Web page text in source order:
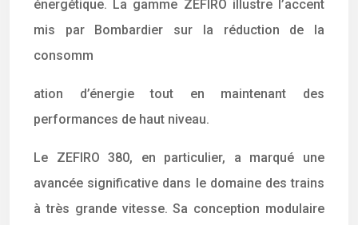
énergétique. La gamme ZEFIRO illustre l’accent
mis par Bombardier sur la réduction de la
consomm
ation d’énergie tout en maintenant des
performances de haut niveau.
Le ZEFIRO 380, en particulier, a marqué une
avancée significative dans le domaine des trains
à très grande vitesse. Sa conception modulaire